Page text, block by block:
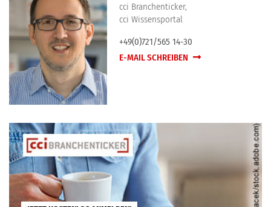
cci Branchenticker,
cci Wissensportal
+49(0)721/565 14-30
E-MAIL SCHREIBEN